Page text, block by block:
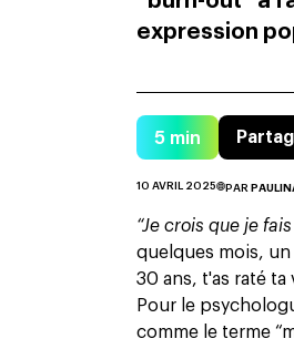
expression
5 min
10 AVRIL 2025 PAR
“Je crois que je
quelques mois, un
30 ans, t'as raté ta
Pour le
comme le terme